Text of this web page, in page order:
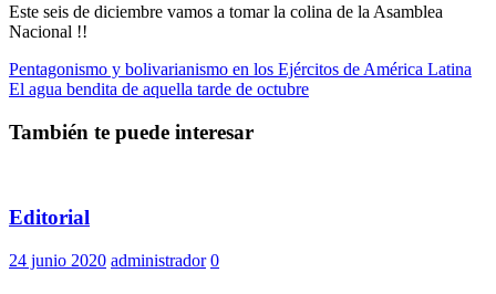
Este seis de diciembre vamos a tomar la colina de la Asamblea
Nacional !!
Navegación
de
entradas
Pentagonismo y bolivarianismo en los Ejércitos de América Latina
El agua bendita de aquella tarde de octubre
También te puede interesar
Editorial
24 junio 2020 administrador 0